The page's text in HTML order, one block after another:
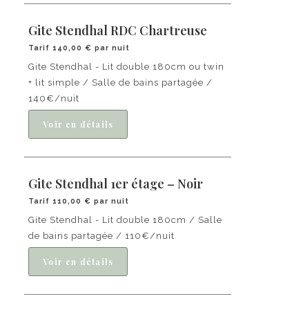
Gite Stendhal RDC Chartreuse
Tarif 140,00 € par nuit
Gite Stendhal - Lit double 180cm ou twin
+ lit simple / Salle de bains partagée /
140€/nuit
Gite Stendhal 1er étage – Noir
Tarif 110,00 € par nuit
Gite Stendhal - Lit double 180cm / Salle
de bains partagée / 110€/nuit